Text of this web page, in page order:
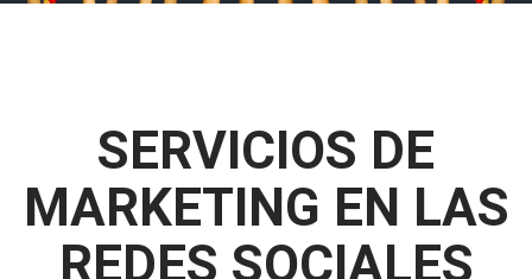
SERVICIOS DE
MARKETING EN LAS
REDES SOCIALES